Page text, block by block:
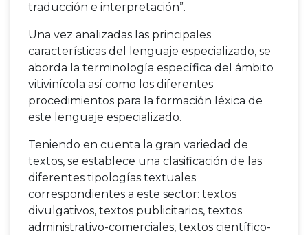
traducción e interpretación”.
Una vez analizadas las principales
características del lenguaje especializado, se
aborda la terminología específica del ámbito
vitivinícola así como los diferentes
procedimientos para la formación léxica de
este lenguaje especializado.
Teniendo en cuenta la gran variedad de
textos, se establece una clasificación de las
diferentes tipologías textuales
correspondientes a este sector: textos
divulgativos, textos publicitarios, textos
administrativo-comerciales, textos científico-